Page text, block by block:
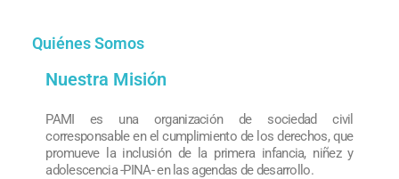
Quiénes Somos
Nuestra Misión
PAMI es una organización de sociedad civil
corresponsable en el cumplimiento de los derechos, que
promueve la inclusión de la primera infancia, niñez y
adolescencia -PINA- en las agendas de desarrollo.